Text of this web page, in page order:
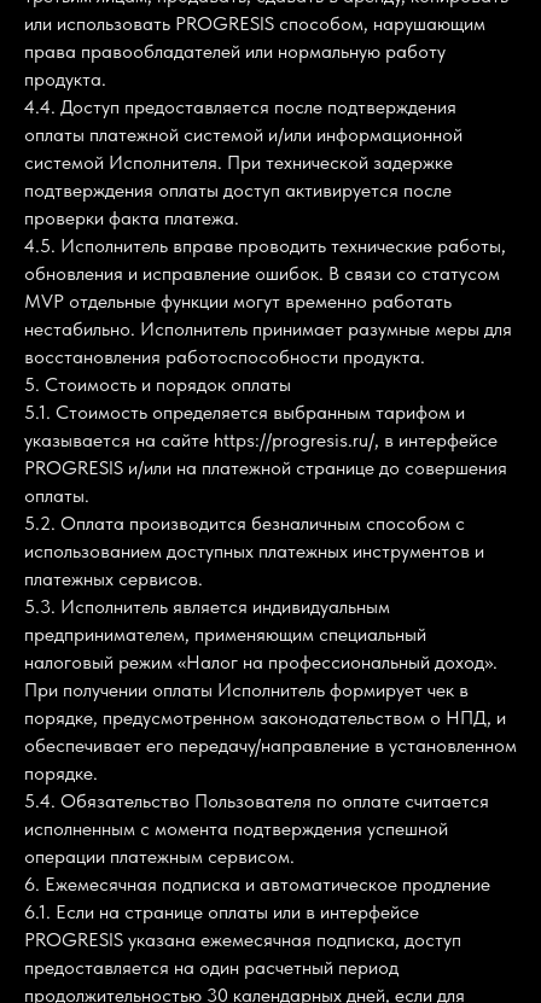
или использовать PROGRESIS способом, нарушающим
права правообладателей или нормальную работу
продукта.
4.4. Доступ предоставляется после подтверждения
оплаты платежной системой и/или информационной
системой Исполнителя. При технической задержке
подтверждения оплаты доступ активируется после
проверки факта платежа.
4.5. Исполнитель вправе проводить технические работы,
обновления и исправление ошибок. В связи со статусом
MVP отдельные функции могут временно работать
нестабильно. Исполнитель принимает разумные меры для
восстановления работоспособности продукта.
5. Стоимость и порядок оплаты
5.1. Стоимость определяется выбранным тарифом и
указывается на сайте https://progresis.ru/, в интерфейсе
PROGRESIS и/или на платежной странице до совершения
оплаты.
5.2. Оплата производится безналичным способом с
использованием доступных платежных инструментов и
платежных сервисов.
5.3. Исполнитель является индивидуальным
предпринимателем, применяющим специальный
налоговый режим «Налог на профессиональный доход».
При получении оплаты Исполнитель формирует чек в
порядке, предусмотренном законодательством о НПД, и
обеспечивает его передачу/направление в установленном
порядке.
5.4. Обязательство Пользователя по оплате считается
исполненным с момента подтверждения успешной
операции платежным сервисом.
6. Ежемесячная подписка и автоматическое продление
6.1. Если на странице оплаты или в интерфейсе
PROGRESIS указана ежемесячная подписка, доступ
предоставляется на один расчетный период
продолжительностью 30 календарных дней, если для